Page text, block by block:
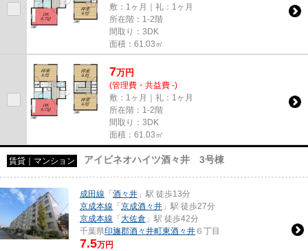
敷：1ヶ月｜礼：1ヶ月
所在階：1-2階
間取り：3DK
面積：61.03㎡
7万円
(管理費・共益費 -)
敷：1ヶ月｜礼：1ヶ月
所在階：1-2階
間取り：3DK
面積：61.03㎡
賃貸｜マンション アイビネオハイツ酒々井 3号棟
成田線 「酒々井 」駅 徒歩13分
京成本線 「京成酒々井 」駅 徒歩27分
京成本線 「大佐倉 」駅 徒歩42分
千葉県印旛郡酒々井町東酒々井 ６丁目
7.5万円